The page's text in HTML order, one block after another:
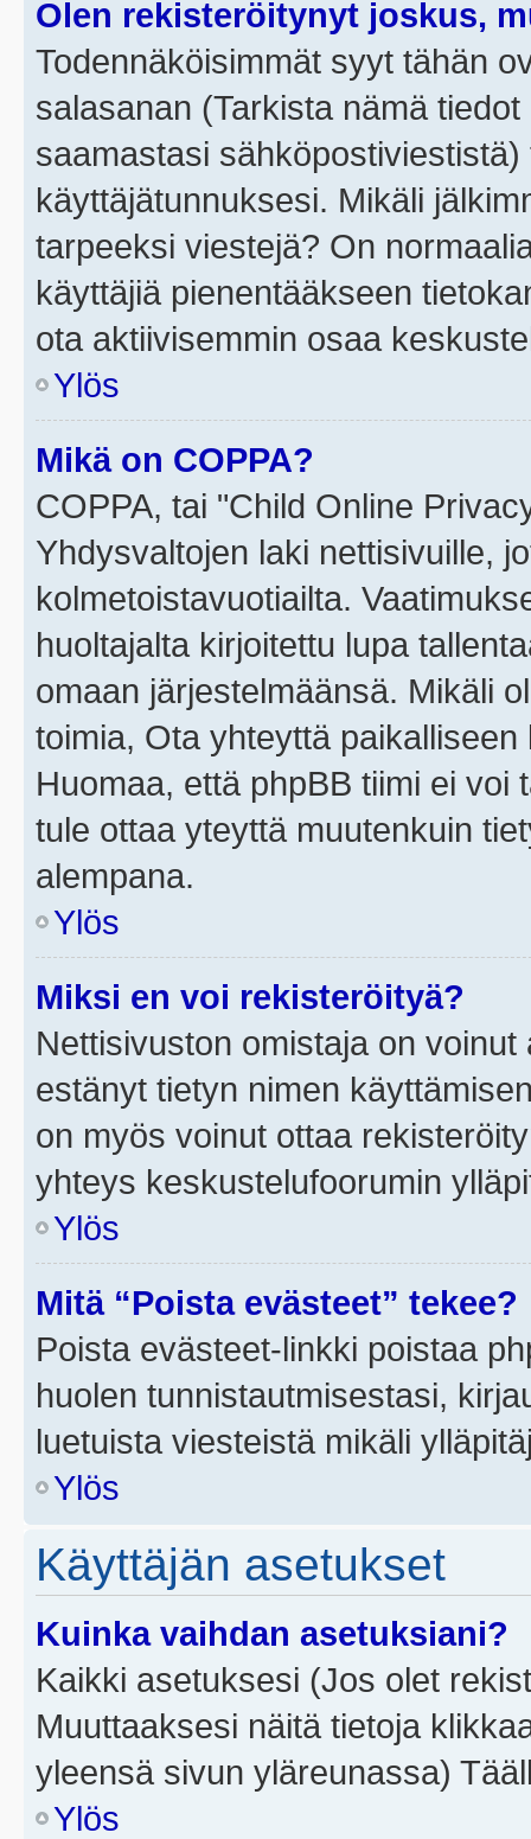
Olen rekisteröitynyt joskus,
Todennäköisimmät syyt tähän
salasanan (Tarkista nämä
saamastasi
käyttäjätunnuksesi. Mikäli
tarpeeksi viestejä? On
käyttäjiä pienentääkseen
ota aktiivisemmin osaa
Ylös
Mikä on COPPA?
COPPA, tai "Child Online
Yhdysvaltojen laki nettisivuille,
kolmetoistavuotiailta.
huoltajalta kirjoitettu lupa
omaan järjestelmäänsä. Mikäli
toimia, Ota yhteyttä
Huomaa, että phpBB tiimi ei voi
tule ottaa yteyttä muutenkuin
alempana.
Ylös
Miksi en voi rekisteröityä?
Nettisivuston omistaja on
estänyt tietyn nimen
on myös voinut ottaa
yhteys keskustelufoorumin
Ylös
Mitä “Poista evästeet” tekee?
Poista evästeet-linkki poistaa
huolen tunnistautmisestasi,
luetuista viesteistä mikäli
Ylös
Käyttäjän asetukset
Kuinka vaihdan asetuksiani?
Kaikki asetuksesi (Jos olet
Muuttaaksesi näitä tietoja
yleensä sivun yläreunassa)
Ylös